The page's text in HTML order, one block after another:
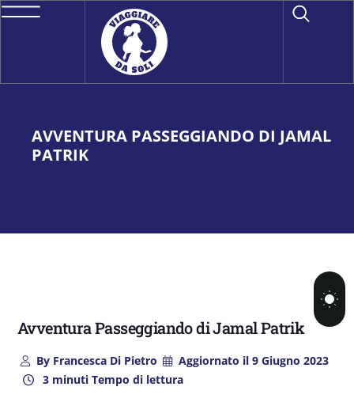
AVVENTURA PASSEGGIANDO DI JAMAL
PATRIK
Avventura Passeggiando di Jamal Patrik
ByFrancesca Di Pietro Aggiornato il 9 Giugno 2023
3 minuti Tempo di lettura